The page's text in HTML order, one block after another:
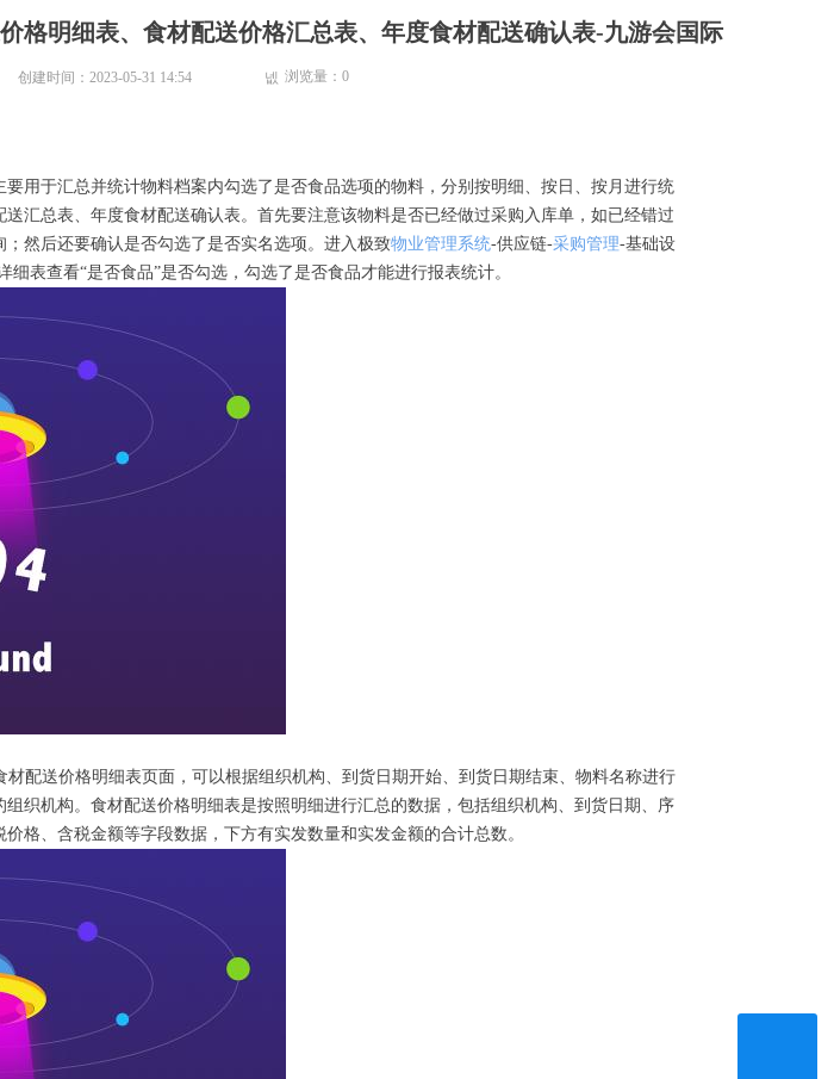
格明细表、食材配送价格汇总表、年度食材配送确认表-九游会国际
用于汇总并统计物料档案内勾选了是否食品选项的物料，分别按明细、按日、按月进行统
汇总表、年度食材配送确认表。首先要注意该物料是否已经做过采购入库单，如已经错过
然后还要确认是否勾选了是否实名选项。进入极致物业管理系统-供应链-采购管理-基础设
表查看“是否食品”是否勾选，勾选了是否食品才能进行报表统计。
配送价格明细表页面，可以根据组织机构、到货日期开始、到货日期结束、物料名称进行
织机构。食材配送价格明细表是按照明细进行汇总的数据，包括组织机构、到货日期、序
格、含税金额等字段数据，下方有实发数量和实发金额的合计总数。
创建时间： 2023-05-31 14:54 넶 浏览量： 0